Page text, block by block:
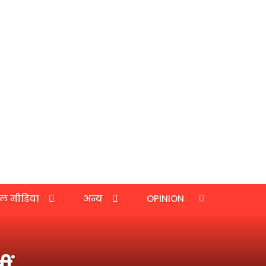
मीडिया अन्य OPINION